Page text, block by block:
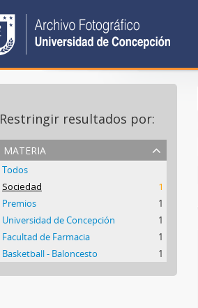
Restringir resultados por:
materia
Todos
Sociedad
1
Premios
1
Universidad de Concepción
1
Facultad de Farmacia
1
Basketball - Baloncesto
1